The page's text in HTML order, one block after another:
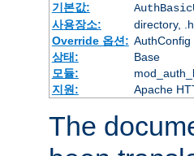
기본값:
사용장소:
directory,
Override 옵션: AuthConfig
상태:
Base
모듈:
지원:
Apache
The